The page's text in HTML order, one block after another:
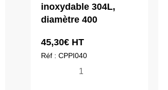
inoxydable 304L,
diamètre 400
45,30€ HT
Réf : CPPI040
quantité